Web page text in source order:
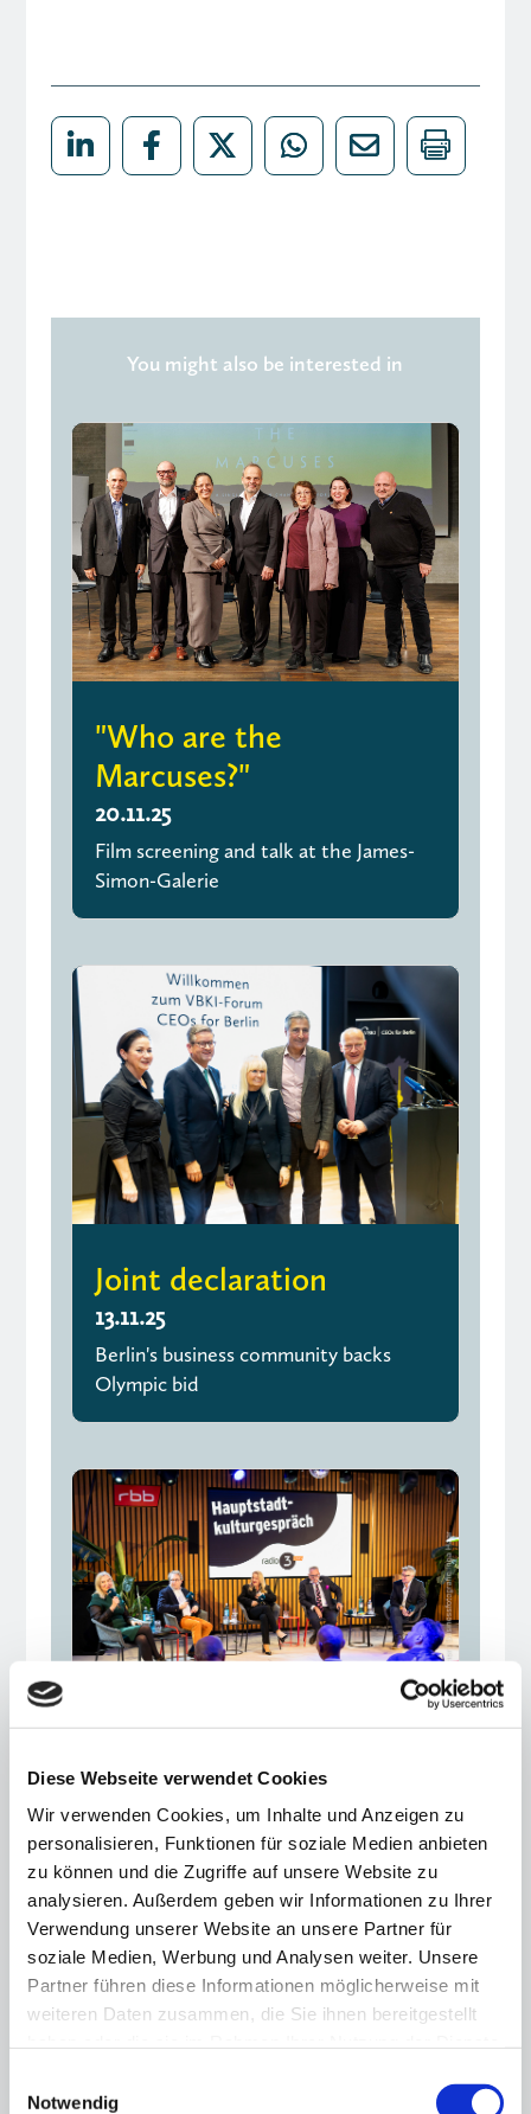
Diese Webseite verwendet Cookies
Wir verwenden Cookies, um Inhalte und Anzeigen zu
personalisieren, Funktionen für soziale Medien anbieten
zu können und die Zugriffe auf unsere Website zu
analysieren. Außerdem geben wir Informationen zu Ihrer
Verwendung unserer Website an unsere Partner für
soziale Medien, Werbung und Analysen weiter. Unsere
Partner führen diese Informationen möglicherweise mit
weiteren Daten zusammen, die Sie ihnen bereitgestellt
Notwendig
You might also be interested in
"Who are the
Marcuses?"
20.11.25
Film screening and talk at the James-
Simon-Galerie
Joint declaration
13.11.25
Berlin's business community backs
Olympic bid
"Fundraising is a matter
for the boss"
12.11.25
Hauptstadtkulturgespräch: Private
cultural funding - but how?